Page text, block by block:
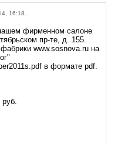
16:18.
фирменном салоне
пр-те, д. 155.
www.sosnova.ru на
в формате pdf.